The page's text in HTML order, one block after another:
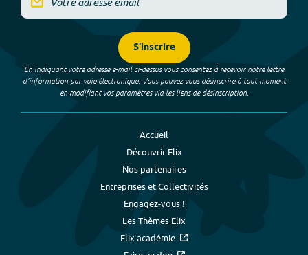
S'inscrire
En indiquant votre adresse e-mail ci-dessus vous consentez à recevoir notre lettre
d’information par voie électronique. Vous pouvez vous désinscrire à tout moment
en modifiant vos paramètres via les liens de désinscription.
Accueil
Découvrir Elix
Nos partenaires
Entreprises et Collectivités
Engagez-vous !
Les Thèmes Elix
Elix académie